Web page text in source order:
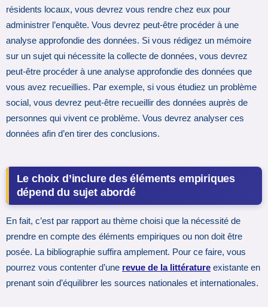
résidents locaux, vous devrez vous rendre chez eux pour
administrer l’enquête. Vous devrez peut-être procéder à une
analyse approfondie des données. Si vous rédigez un mémoire
sur un sujet qui nécessite la collecte de données, vous devrez
peut-être procéder à une analyse approfondie des données que
vous avez recueillies. Par exemple, si vous étudiez un problème
social, vous devrez peut-être recueillir des données auprès de
personnes qui vivent ce problème. Vous devrez analyser ces
données afin d’en tirer des conclusions.
Le choix d’inclure des éléments empiriques
dépend du sujet abordé
En fait, c’est par rapport au thème choisi que la nécessité de
prendre en compte des éléments empiriques ou non doit être
posée. La bibliographie suffira amplement. Pour ce faire, vous
pourrez vous contenter d’une revue de la littérature existante en
prenant soin d’équilibrer les sources nationales et internationales.